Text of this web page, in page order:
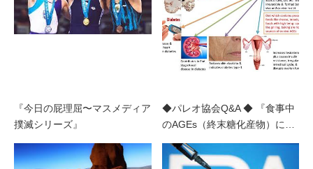
『今日の屁理屈〜マスメディア
撲滅シリーズ』
◆パレオ協会Q&A ◆ 『食事中
のAGEs（終末糖化産物）に…